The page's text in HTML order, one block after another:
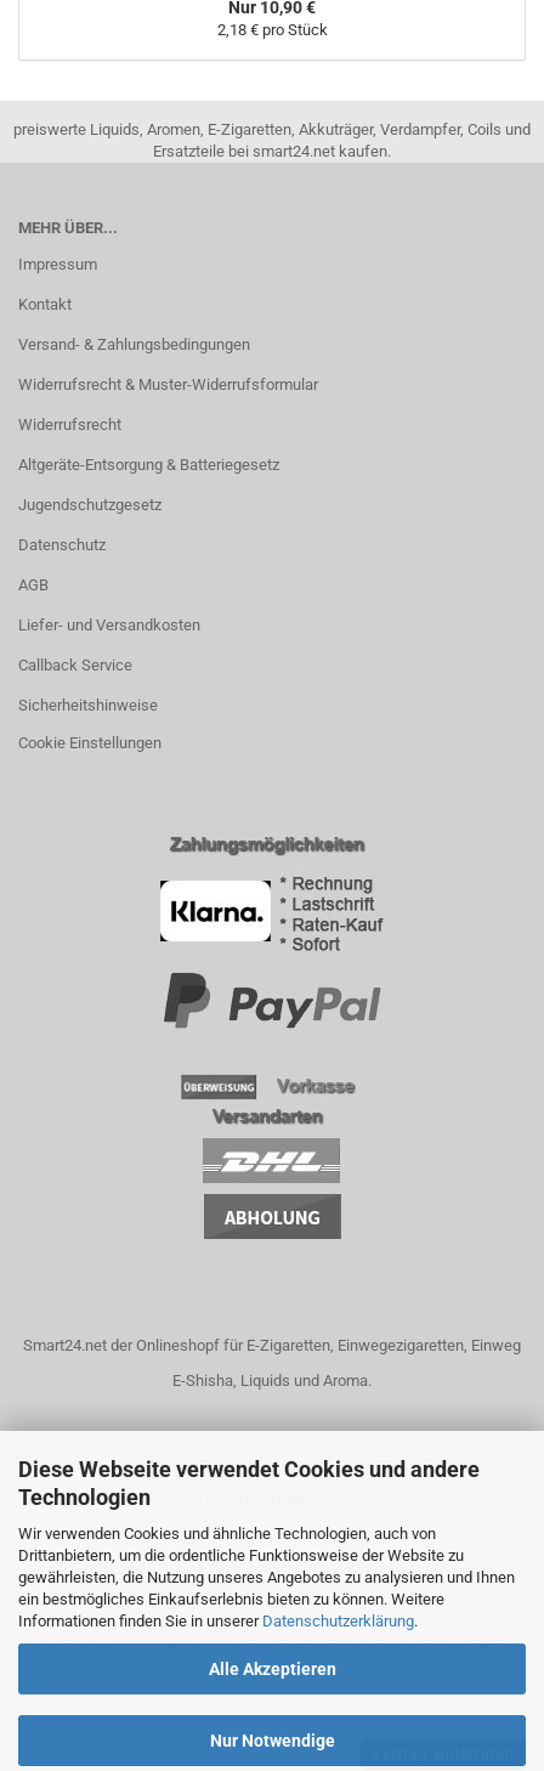
Diese Webseite verwendet Cookies und andere
Technologien
Wir verwenden Cookies und ähnliche Technologien, auch von
Drittanbietern, um die ordentliche Funktionsweise der Website zu
gewährleisten, die Nutzung unseres Angebotes zu analysieren und Ihnen
ein bestmögliches Einkaufserlebnis bieten zu können. Weitere
Informationen finden Sie in unserer Datenschutzerklärung.
Alle Akzeptieren
Nur Notwendige
Nur 10,90 €
2,18 € pro Stück
preiswerte Liquids, Aromen, E-Zigaretten, Akkuträger, Verdampfer, Coils und
Ersatzteile bei smart24.net kaufen.
MEHR ÜBER...
Impressum
Kontakt
Versand- & Zahlungsbedingungen
Widerrufsrecht & Muster-Widerrufsformular
Widerrufsrecht
Altgeräte-Entsorgung & Batteriegesetz
Jugendschutzgesetz
Datenschutz
AGB
Liefer- und Versandkosten
Callback Service
Sicherheitshinweise
Cookie Einstellungen
Smart24.net der Onlineshopf für E-Zigaretten, Einwegezigaretten, Einweg
E-Shisha, Liquids und Aroma.
Unser Dampfshop bietet eine riesige Auswahl an Dampfgeräten, Liquids
und elektrische Zigaretten! DHL Blitzversand!
Unsere Elektrischen Zigaretten dienen nicht zur Rauchentwöhnung!
In unserem Onlineshop können Sie Ihre E-Zigarette ab 18 Jahren bequem